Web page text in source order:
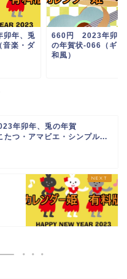
年、兎
音楽・ダ
660円 2023年卯年
の年賀状-066（ギタ
和風）
年卯年、兎の年賀
たつ・アマビエ・シンプル...